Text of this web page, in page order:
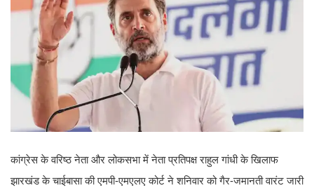
कांग्रेस के वरिष्ठ नेता और लोकसभा में नेता प्रतिपक्ष राहुल गांधी के खिलाफ
झारखंड के चाईबासा की एमपी-एमएलए कोर्ट ने शनिवार को गैर-जमानती वारंट जारी